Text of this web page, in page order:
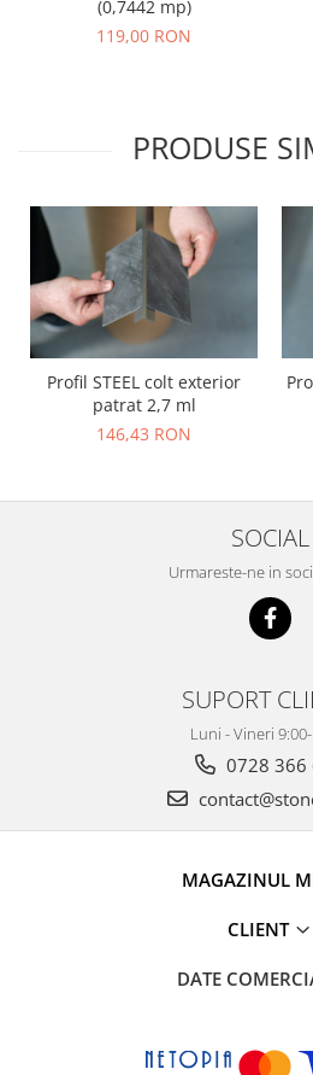
(0,7442 mp)
119,00 RON
PRODUSE
Profil STEEL colt exterior
patrat 2,7 ml
146,43 RON
SOCIAL
Urmareste-ne in
SUPORT
Luni - Vineri
0728 366
MAGAZINUL
CLIENT
DATE